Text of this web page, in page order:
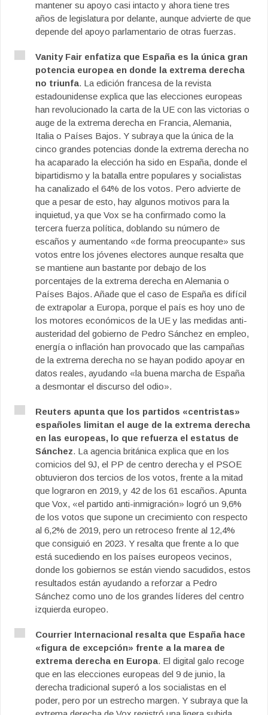
mantener su apoyo casi intacto y ahora tiene tres
años de legislatura por delante, aunque advierte de que
depende del apoyo parlamentario de otras fuerzas.
Vanity Fair enfatiza que España es la única gran
potencia europea en donde la extrema derecha
no triunfa. La edición francesa de la revista
estadounidense explica que las elecciones europeas
han revolucionado la carta de la UE con las victorias o
auge de la extrema derecha en Francia, Alemania,
Italia o Países Bajos. Y subraya que la única de la
cinco grandes potencias donde la extrema derecha no
ha acaparado la elección ha sido en España, donde el
bipartidismo y la batalla entre populares y socialistas
ha canalizado el 64% de los votos. Pero advierte de
que a pesar de esto, hay algunos motivos para la
inquietud, ya que Vox se ha confirmado como la
tercera fuerza política, doblando su número de
escaños y aumentando «de forma preocupante» sus
votos entre los jóvenes electores aunque resalta que
se mantiene aun bastante por debajo de los
porcentajes de la extrema derecha en Alemania o
Países Bajos. Añade que el caso de España es difícil
de extrapolar a Europa, porque el país es hoy uno de
los motores económicos de la UE y las medidas anti-
austeridad del gobierno de Pedro Sánchez en empleo,
energía o inflación han provocado que las campañas
de la extrema derecha no se hayan podido apoyar en
datos reales, ayudando «la buena marcha de España
a desmontar el discurso del odio».
Reuters apunta que los partidos «centristas»
españoles limitan el auge de la extrema derecha
en las europeas, lo que refuerza el estatus de
Sánchez. La agencia británica explica que en los
comicios del 9J, el PP de centro derecha y el PSOE
obtuvieron dos tercios de los votos, frente a la mitad
que lograron en 2019, y 42 de los 61 escaños. Apunta
que Vox, «el partido anti-inmigración» logró un 9,6%
de los votos que supone un crecimiento con respecto
al 6,2% de 2019, pero un retroceso frente al 12,4%
que consiguió en 2023. Y resalta que frente a lo que
está sucediendo en los países europeos vecinos,
donde los gobiernos se están viendo sacudidos, estos
resultados están ayudando a reforzar a Pedro
Sánchez como uno de los grandes líderes del centro
izquierda europeo.
Courrier Internacional resalta que España hace
«figura de excepción» frente a la marea de
extrema derecha en Europa. El digital galo recoge
que en las elecciones europeas del 9 de junio, la
derecha tradicional superó a los socialistas en el
poder, pero por un estrecho margen. Y subraya que la